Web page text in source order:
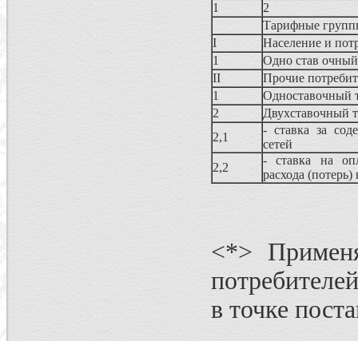
1
2
Тарифные
I
Население и
1
Одно став
II
Прочие
1
Одноставочный
2
Двухставочный
2,1
- ставка за
сетей
2,2
- ставка на
расхода (потерь)
<*>
в точке